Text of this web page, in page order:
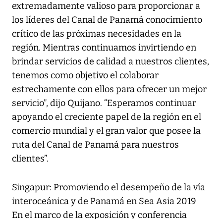
extremadamente valioso para proporcionar a
los líderes del Canal de Panamá conocimiento
crítico de las próximas necesidades en la
región. Mientras continuamos invirtiendo en
brindar servicios de calidad a nuestros clientes,
tenemos como objetivo el colaborar
estrechamente con ellos para ofrecer un mejor
servicio”, dijo Quijano. “Esperamos continuar
apoyando el creciente papel de la región en el
comercio mundial y el gran valor que posee la
ruta del Canal de Panamá para nuestros
clientes”.
Singapur: Promoviendo el desempeño de la vía
interoceánica y de Panamá en Sea Asia 2019
En el marco de la exposición y conferencia